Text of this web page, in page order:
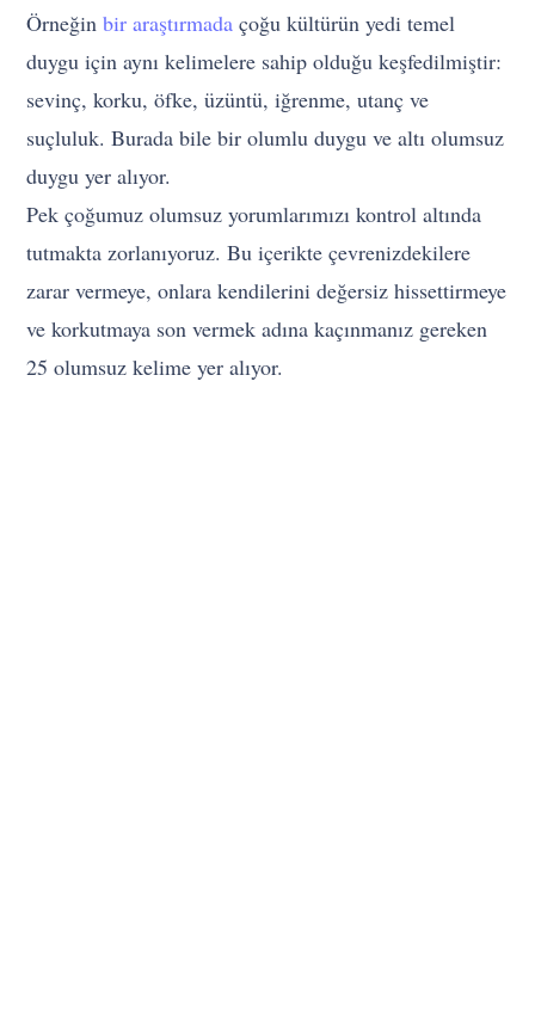
Örneğinbir araştırmada çoğu kültürün yedi temel
duygu için aynı kelimelere sahip olduğu keşfedilmiştir:
sevinç, korku, öfke, üzüntü, iğrenme, utanç ve
suçluluk. Burada bile bir olumlu duygu ve altı olumsuz
duygu yer alıyor.
Pek çoğumuz olumsuz yorumlarımızı kontrol altında
tutmakta zorlanıyoruz. Bu içerikte çevrenizdekilere
zarar vermeye, onlara kendilerini değersiz hissettirmeye
ve korkutmaya son vermek adına kaçınmanız gereken
25 olumsuz kelime yer alıyor.